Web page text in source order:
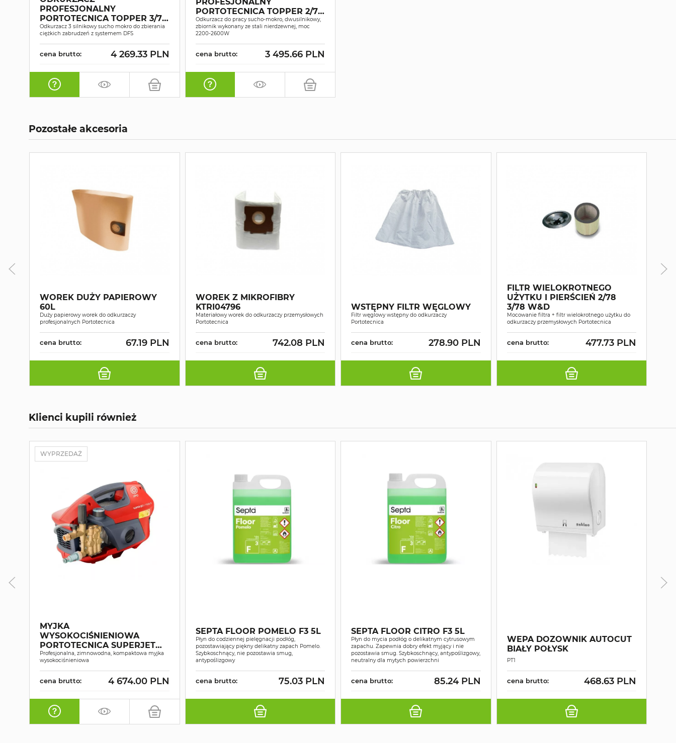
PROFESJONALNY
PORTOTECNICA TOPPER 3/78
W&D SUCHO-MOKRO
Odkurzacz 3 silnikowy sucho mokro do zbierania
ciężkich zabrudzeń z systemem DFS
cena brutto: 4 269.33 PLN
PORTOTECNICA TOPPER 2/78
W&D SUCHO-MOKRO
Odkurzacz do pracy sucho-mokro, dwusilnikowy,
zbiornik wykonany ze stali nierdzewnej, moc
2200-2600W
cena brutto: 3 495.66 PLN
Pozostałe akcesoria
WOREK DUŻY PAPIEROWY
60L
Duży papierowy worek do odkurzaczy
profesjonalnych Portotecnica
cena brutto: 67.19 PLN
WOREK Z MIKROFIBRY
KTRI04796
Materiałowy worek do odkurzaczy przemysłowych
Portotecnica
cena brutto: 742.08 PLN
WSTĘPNY FILTR WĘGLOWY
Filtr węglowy wstępny do odkurzaczy
Portotecnica
cena brutto: 278.90 PLN
FILTR WIELOKROTNEGO
UŻYTKU I PIERŚCIEŃ 2/78
3/78 W&D
Mocowanie filtra + filtr wielokrotnego użytku do
odkurzaczy przemysłowych Portotecnica
cena brutto: 477.73 PLN
Klienci kupili również
WYPRZEDAŻ
MYJKA
WYSOKOCIŚNIENIOWA
PORTOTECNICA SUPERJET
1609P
Profesjonalna, zimnowodna, kompaktowa myjka
wysokociśnieniowa
cena brutto: 4 674.00 PLN
SEPTA FLOOR POMELO F3 5L
Płyn do codziennej pielęgnacji podłóg,
pozostawiający piękny delikatny zapach Pomelo.
Szybkoschnący, nie pozostawia smug,
antypoślizgowy
cena brutto: 75.03 PLN
SEPTA FLOOR CITRO F3 5L
Płyn do mycia podłóg o delikatnym cytrusowym
zapachu. Zapewnia dobry efekt myjący i nie
pozostawia smug. Szybkoschnący, antypoślizgowy,
neutralny dla mytych powierzchni
cena brutto: 85.24 PLN
WEPA DOZOWNIK AUTOCUT
BIAŁY POŁYSK
PT1
cena brutto: 468.63 PLN